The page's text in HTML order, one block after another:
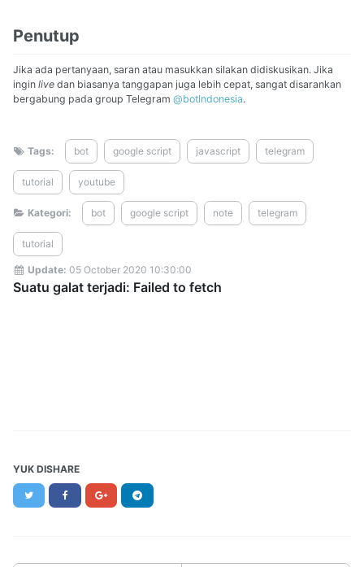
Penutup
Jika ada pertanyaan, saran atau masukkan silakan didiskusikan. Jika
ingin live dan biasanya tanggapan juga lebih cepat, sangat disarankan
bergabung pada group Telegram @botIndonesia.
Tags: bot google script javascript telegram
tutorial youtube
Kategori: bot google script note telegram
tutorial
Update: 05 October 2020 10:30:00
YUK DISHARE
Twitter FacebookGoogle+